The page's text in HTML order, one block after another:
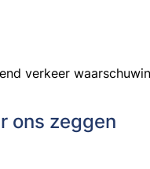
verkeer
ons zeggen